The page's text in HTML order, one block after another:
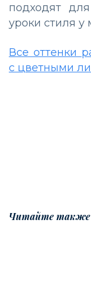
подходят
уроки стиля у
Все оттенки
с цветными
Читайте также